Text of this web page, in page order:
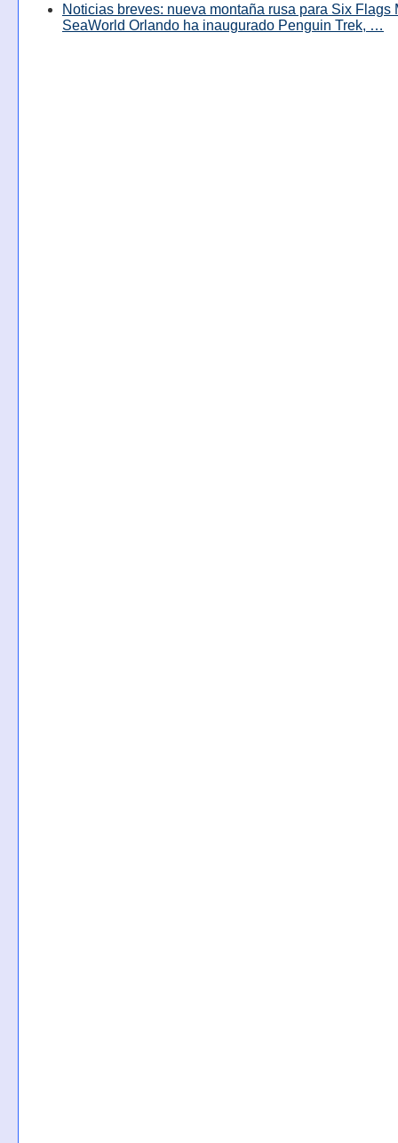
Noticias breves: nueva montaña rusa para Six Flags
SeaWorld Orlando ha inaugurado Penguin Trek, …